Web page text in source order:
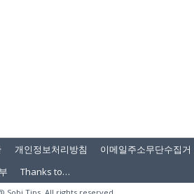
개인정보처리방침
이메일주소무단수집거
부
Thanks to…